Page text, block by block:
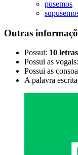
pusemos
Outras
Possui: 10 letras
Possui as vogais:
Possui as
A palavra